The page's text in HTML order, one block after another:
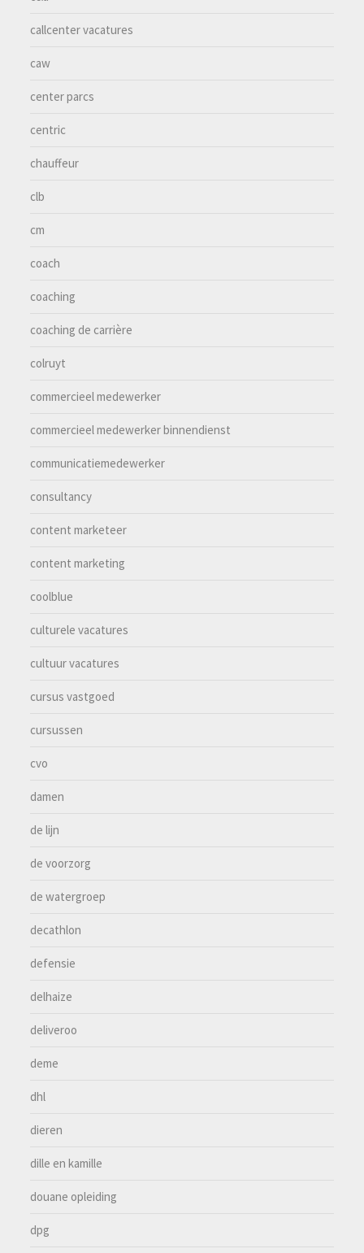
callcenter vacatures
caw
center parcs
centric
chauffeur
clb
cm
coach
coaching
coaching de carrière
colruyt
commercieel medewerker
commercieel medewerker binnendienst
communicatiemedewerker
consultancy
content marketeer
content marketing
coolblue
culturele vacatures
cultuur vacatures
cursus vastgoed
cursussen
cvo
damen
de lijn
de voorzorg
de watergroep
decathlon
defensie
delhaize
deliveroo
deme
dhl
dieren
dille en kamille
douane opleiding
dpg